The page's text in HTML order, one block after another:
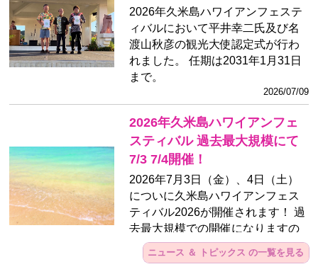
2026年久米島ハワイアンフェステ
ィバルにおいて平井幸二氏及び名
渡山秋彦の観光大使認定式が行わ
れました。 任期は2031年1月31日
まで。
2026/07/09
2026年久米島ハワイアンフェ
スティバル 過去最大規模にて
7/3 7/4開催！
2026年7月3日（金）、4日（土）
についに久米島ハワイアンフェス
ティバル2026が開催されます！ 過
去最大規模での開催になりますの
で、是非ご来場ください！
2026/07/02
ニュース ＆ トピックス の一覧を見る